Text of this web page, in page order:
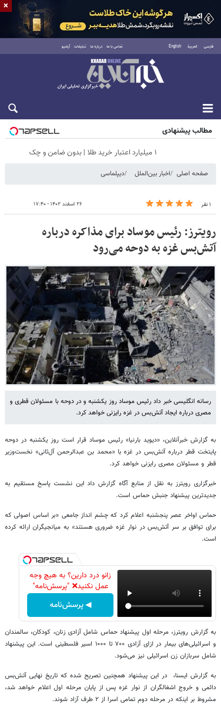
فارسی العربية English تماس با ما درباره ما تبلیغات آرشیو
جمعه ۱۶ مرداد ۱۴۰۵
مطالب پیشنهادی
۱ میلیارد اعتبار خرید طلا | بدون ضامن و چک
صفحه اصلی اخبار بین‌الملل دیپلماسی
۱ نفر ۲۶ اسفند ۱۴۰۲ - ۱۷:۴۰
رویترز: رئیس موساد برای مذاکره درباره
آتش‌بس غزه به دوحه می‌رود
رسانه انگلیسی خبر داد رئیس موساد روز یکشنبه و در دوحه با مسئولان قطری و
مصری درباره ایجاد آتش‌بس در غزه رایزنی خواهد کرد.
به گزارش خبرآنلاین، «دیوید بارنیا» رئیس موساد قرار است روز یکشنبه در دوحه
پایتخت قطر درباره آتش‌بس در غزه با «محمد بن عبدالرحمن آل‌ثانی» نخست‌وزیر
قطر و مسئولان مصری رایزنی خواهد کرد.
خبرگزاری رویترز به نقل از منابع آگاه گزارش داد این نشست پاسخ مستقیم به
جدیدترین پیشنهاد جنبش حماس است.
حماس اواخر عصر پنجشنبه اعلام کرد که چشم انداز جامعی «بر اساس اصولی که
برای توافق بر سر آتش‌بس در نوار غزه ضروری هستند» به میانجیگران ارائه کرده
است.
زانو درد دارین؟ به هیچ وجه
عمل نکنید❌ "پرسش‌نامه"
◀ پرسش‌نامه
به گزارش رویترز، مرحله اول پیشنهاد حماس شامل آزادی زنان، کودکان، سالمندان
و اسرائیلی‌های بیمار در ازای آزادی ۷۰۰ تا ۱۰۰۰ اسیر فلسطینی است. این پیشنهاد
شامل سربازان زن اسرائیلی نیز می‌شود.
به گزارش ایسنا، در این پیشنهاد همچنین تصریح شده که تاریخ نهایی آتش‌بس
دائمی و خروج اشغالگران از نوار غزه پس از پایان مرحله اول اعلام خواهد شد،
مشروط بر اینکه در مرحله دوم تمامی اسرا از ۲ طرف آزاد شوند.
×